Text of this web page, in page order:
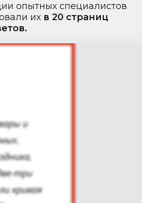
опытных специалистов
их в 20 страниц